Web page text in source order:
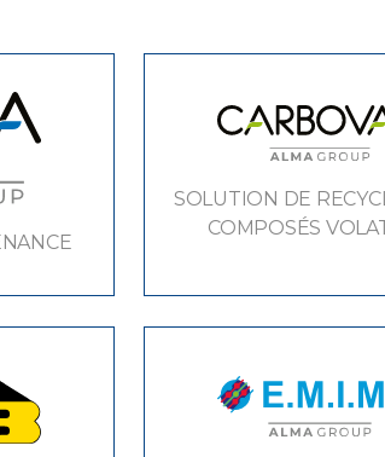
SOLUTION DE
COMPOSÉS